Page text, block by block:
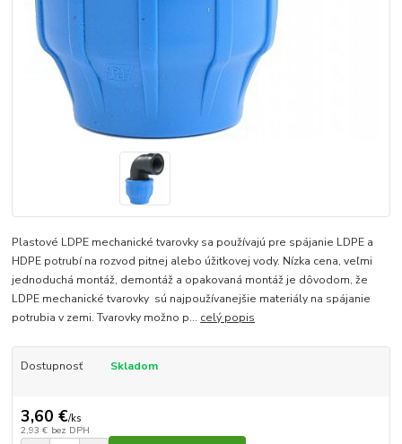
Plastové LDPE mechanické tvarovky sa používajú pre spájanie LDPE a
HDPE potrubí na rozvod pitnej alebo úžitkovej vody. Nízka cena, veľmi
jednoduchá montáž, demontáž a opakovaná montáž je dôvodom, že
LDPE mechanické tvarovky sú najpoužívanejšie materiály na spájanie
potrubia v zemi. Tvarovky možno p... celý popis
Dostupnosť Skladom
3,60 €/ks
2,93 € bez DPH